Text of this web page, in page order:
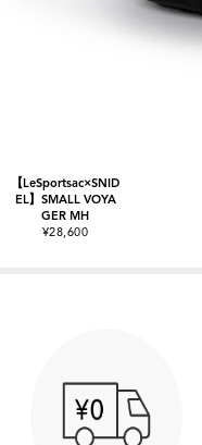
【LeSportsac×SNID
EL】SMALL VOYA
GER MH
¥28,600